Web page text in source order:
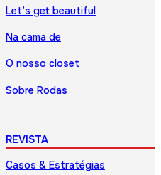
Let’s get beautiful
Na cama de
O nosso closet
Sobre Rodas
REVISTA
Casos & Estratégias